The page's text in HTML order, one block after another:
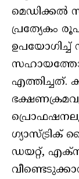
മെഡിക്കല്‍
പ്രത്യേകം
ഉപയോഗിച്ച്
എത്തിച്ചത്.
ഡയറ്റ്,